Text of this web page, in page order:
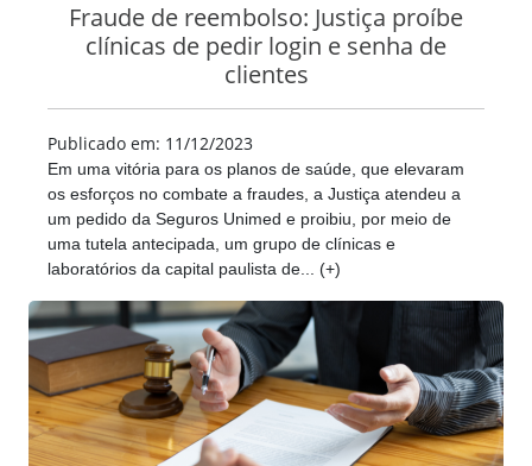
Fraude de reembolso: Justiça proíbe
clínicas de pedir login e senha de
clientes
Publicado em: 11/12/2023
Em uma vitória para os planos de saúde, que elevaram
os esforços no combate a fraudes, a Justiça atendeu a
um pedido da Seguros Unimed e proibiu, por meio de
uma tutela antecipada, um grupo de clínicas e
laboratórios da capital paulista de... (+)